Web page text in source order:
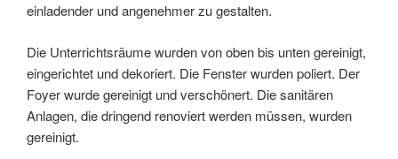
einladender und angenehmer zu gestalten.
Die Unterrichtsräume wurden von oben bis unten gereinigt,
eingerichtet und dekoriert. Die Fenster wurden poliert. Der
Foyer wurde gereinigt und verschönert. Die sanitären
Anlagen, die dringend renoviert werden müssen, wurden
gereinigt.